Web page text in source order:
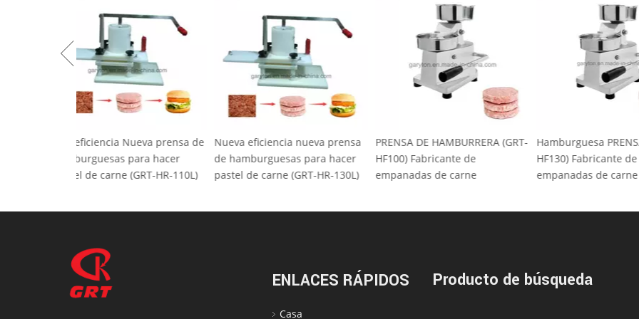
Alta eficiencia Nueva prensa de
hamburguesas para hacer
pastel de carne (GRT-HR-110L)
Nueva eficiencia nueva prensa
de hamburguesas para hacer
pastel de carne (GRT-HR-130L)
PRENSA DE HAMBURRERA (GRT-
HF100) Fabricante de
empanadas de carne
Hamburguesa
HF130)
empanadas de
ENLACES RÁPIDOS
Casa
Producto de búsqueda